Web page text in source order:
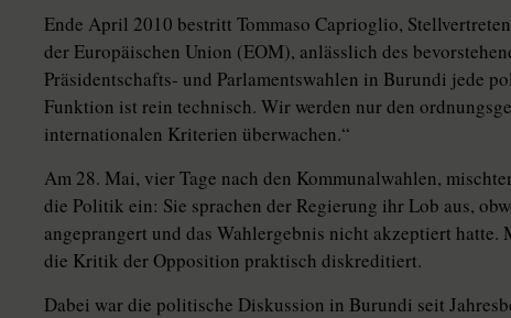
Ende April 2010 bestritt Tommaso Caprioglio,
der Europäischen Union (EOM), anlässlich des
Präsidentschafts- und Parlamentswahlen in Burundi jede
Funktion ist rein technisch. Wir werden nur den
internationalen Kriterien überwachen.“
Am 28. Mai, vier Tage nach den Kommunalwahlen,
die Politik ein: Sie sprachen der Regierung ihr Lob aus,
angeprangert und das Wahlergebnis nicht akzeptiert
die Kritik der Opposition praktisch diskreditiert.
Dabei war die politische Diskussion in Burundi seit